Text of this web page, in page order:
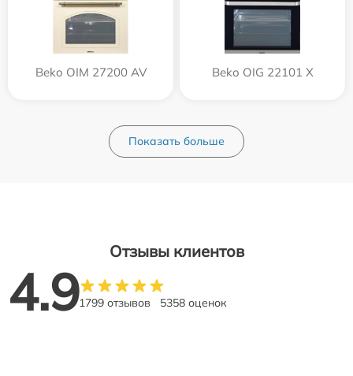
Beko OIM 27200 AV Beko OIG 22101 X
Показать больше
Отзывы клиентов
4.91799 отзывов 5358 оценок